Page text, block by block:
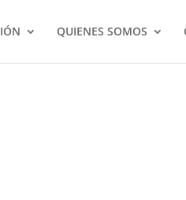
QUIENES SOMOS